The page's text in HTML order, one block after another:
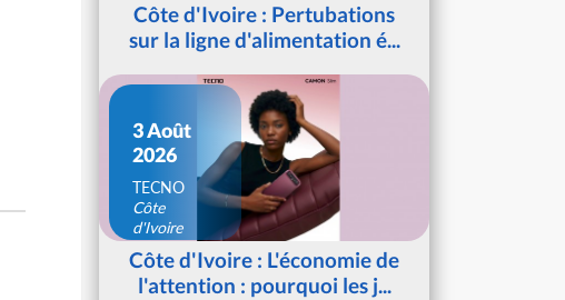
Côte d'Ivoire : Pertubations
sur la ligne d'alimentation é...
3 Août
2026
TECNO
Côte
d'Ivoire
Côte d'Ivoire : L'économie de
l'attention : pourquoi les j...